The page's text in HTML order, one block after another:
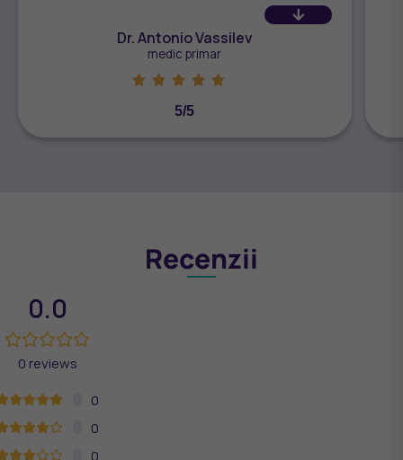
optim a unei serii de probleme.
Dr. Antonio Vassilev
medic primar
    
5/5
Recenzii
0.0
0 reviews
0
0
0